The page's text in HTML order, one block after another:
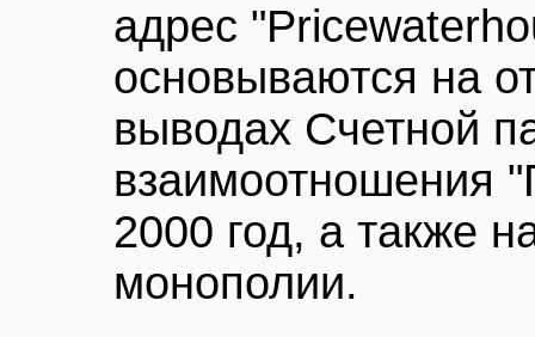
адрес
основываются на
выводах Счетной
взаимоотношения
2000 год, а также
монополии.